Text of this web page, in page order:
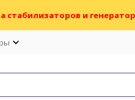
стабилизаторов и